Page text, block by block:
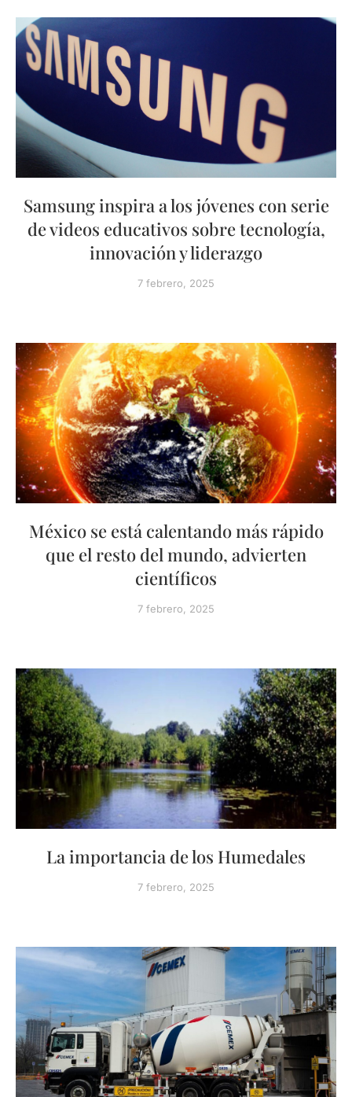
Samsung inspira a los jóvenes con serie
de videos educativos sobre tecnología,
innovación y liderazgo
7 febrero, 2025
México se está calentando más rápido
que el resto del mundo, advierten
científicos
7 febrero, 2025
La importancia de los Humedales
7 febrero, 2025